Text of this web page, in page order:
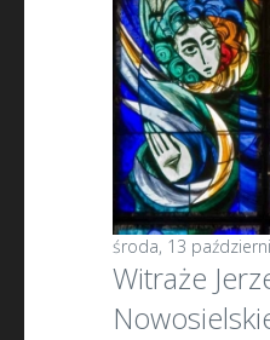
środa, 13
Witraże